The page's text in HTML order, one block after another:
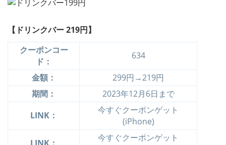
【ドリンクバー 219円】
クーポンコー
ド：
634
金額：
299円→219円
期間：
2023年12月6日まで
LINK：
今すぐクーポンゲット
(iPhone)
今すぐクーポンゲット